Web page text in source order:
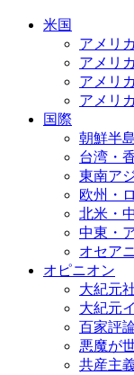
米国
アメリ
アメリ
アメリ
アメリ
国際
朝鮮半
台湾・
東南ア
欧州・
北米・
中東・
オセア
オピニオン
大紀元
大紀元
百家評
悪魔が
共産主